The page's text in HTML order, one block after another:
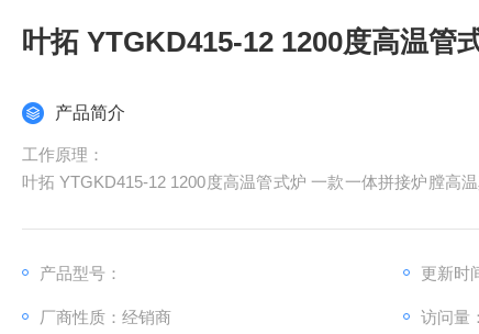
叶拓 YTGKD415-12 1200度高温管
产品简介
工作原理：
叶拓 YTGKD415-12 1200度高温管式炉 一款一体拼接炉膛高
制备、电子照明、晶体退火、生物陶瓷、电子陶瓷、特种合
产品型号：
更新时
厂商性质：经销商 访问量